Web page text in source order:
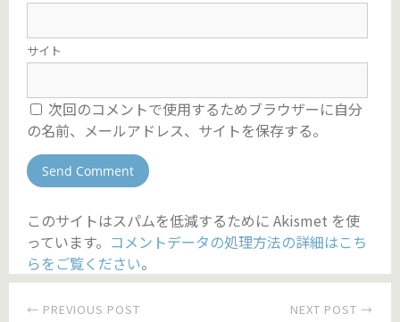
サイト
次回のコメントで使用するためブラウザーに自分
の名前、メールアドレス、サイトを保存する。
このサイトはスパムを低減するために Akismet を使
っています。 コメントデータの処理方法の詳細はこち
らをご覧ください。
NEXT POST →
← PREVIOUS POST